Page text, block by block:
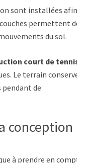
sont installées afin
permettent de
du sol.
court de tennis
Le terrain conserve
de
conception
à prendre en compte